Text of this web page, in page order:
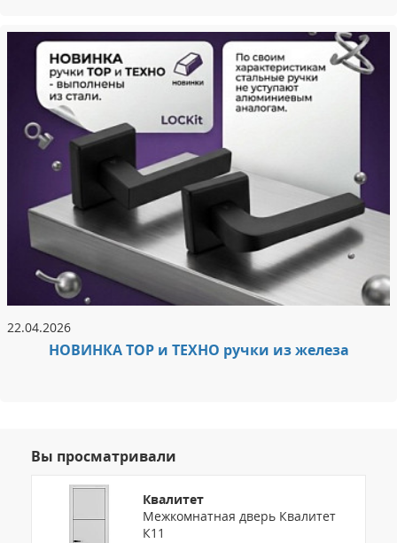
22.04.2026
НОВИНКА ТОР и ТЕХНО ручки из железа
Вы просматривали
Квалитет
Межкомнатная дверь Квалитет
К11